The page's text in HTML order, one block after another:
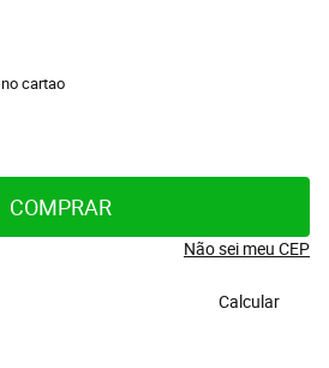
no cartao
COMPRAR
Não sei meu CEP
Calcular